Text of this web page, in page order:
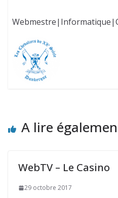
A lire
WebTV – Le Casino
29 octobre 2017